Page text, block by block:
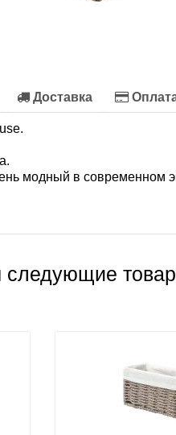
Доставка
модный в современном
следующие